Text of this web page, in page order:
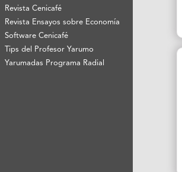
Revista Cenicafé
Revista Ensayos sobre Economía
Software Cenicafé
Tips del Profesor Yarumo
Yarumadas Programa Radial